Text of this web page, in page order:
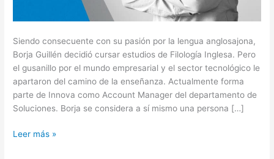
Siendo consecuente con su pasión por la lengua anglosajona,
Borja Guillén decidió cursar estudios de Filología Inglesa. Pero
el gusanillo por el mundo empresarial y el sector tecnológico le
apartaron del camino de la enseñanza. Actualmente forma
parte de Innova como Account Manager del departamento de
Soluciones. Borja se considera a sí mismo una persona […]
Leer más »